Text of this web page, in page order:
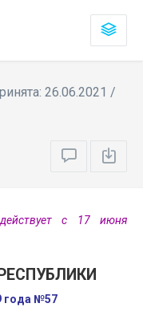
26.06.2021 /
с 17 июня
года №57